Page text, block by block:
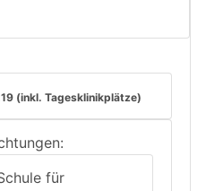
(inkl. Tagesklinikplätze)
für